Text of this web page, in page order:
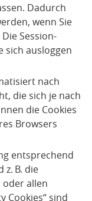
Dadurch
wenn Sie
Session-
sich ausloggen
nach
die sich je nach
die Cookies
Browsers
entsprechend
B. die
oder allen
Cookies“ sind